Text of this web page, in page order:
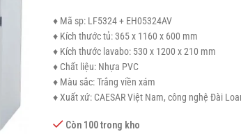
SHOP LAYOUTS
♦ Mã sp: LF5324 + EH05324AV
♦ Kích thước tủ: 365 x 1160 x 600 mm
♦ Kích thước lavabo: 530 x 1200 x 210 mm
♦ Chất liệu: Nhựa PVC
♦ Màu sắc: Trắng viền xám
♦ Xuất xứ: CAESAR Việt Nam, công nghệ Đài
Còn 100 trong kho